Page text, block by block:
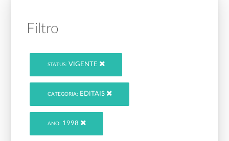
Filtro
STATUS: VIGENTE
CATEGORIA: EDITAIS
ANO: 1998